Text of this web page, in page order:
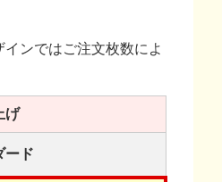
ンではご注文枚数によ
げ
ード